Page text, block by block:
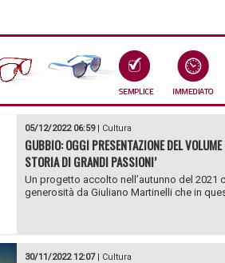
05/12/2022 06:59| Cultura
GUBBIO: OGGI PRESENTAZIONE DEL
STORIA DI GRANDI PASSIONI’
Un progetto accolto nell’autunno del 2021
generosità da Giuliano Martinelli che in
30/11/2022 12:07| Cultura